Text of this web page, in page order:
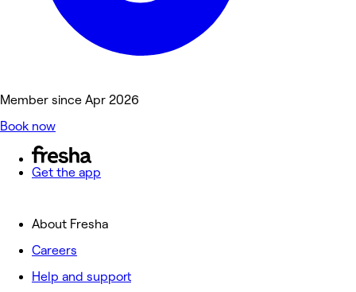
Member since Apr 2026
Book now
Get the app
About Fresha
Careers
Help and support